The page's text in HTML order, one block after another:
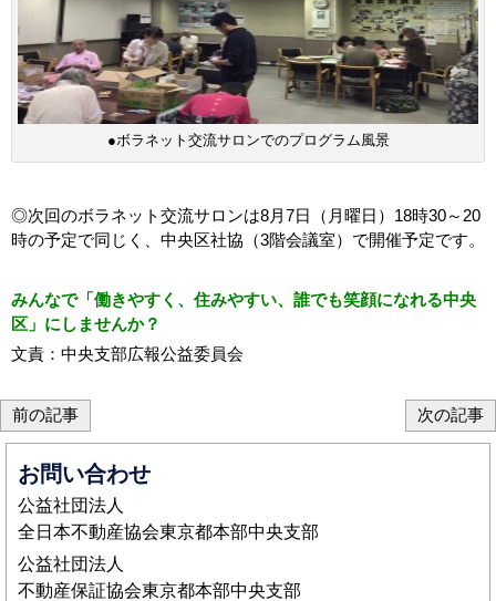
お問い合わせ
公益社団法人
全日本不動産協会東京都本部中央支部
公益社団法人
不動産保証協会東京都本部中央支部
●ボラネット交流サロンでのプログラム風景
◎次回のボラネット交流サロンは8月7日（月曜日）18時30～20
時の予定で同じく、中央区社協（3階会議室）で開催予定です。
みんなで「働きやすく、住みやすい、誰でも笑顔になれる中央
区」にしませんか？
文責：中央支部広報公益委員会
前の記事 次の記事